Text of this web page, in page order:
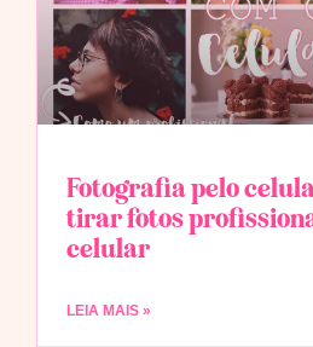
Fotografia pelo
tirar fotos
celular
LEIA MAIS »